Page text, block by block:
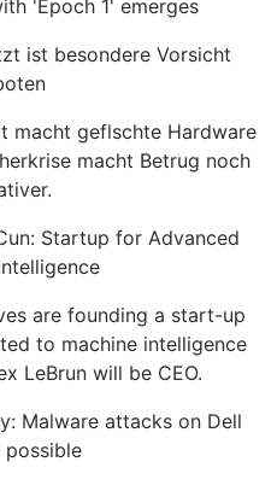
'Epoch 1' emerges
ist besondere Vorsicht
macht geflschte Hardware
macht Betrug noch
Startup for Advanced
are founding a start-up
to machine intelligence
LeBrun will be CEO.
Malware attacks on Dell
possible